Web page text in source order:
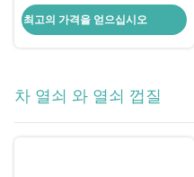
최고의 가격을 얻으십시오
차 열쇠 와 열쇠 껍질